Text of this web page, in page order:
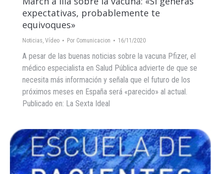
expectativas, probablemente te
equivoques»
Noticias, Vídeo Por Comunicacion 16/11/2020
A pesar de las buenas noticias sobre la vacuna Pfizer, el
médico especialista en Salud Pública advierte de que se
necesita más información y señala que el futuro de los
próximos meses en España será «parecido» al actual.
Publicado en: La Sexta Ideal